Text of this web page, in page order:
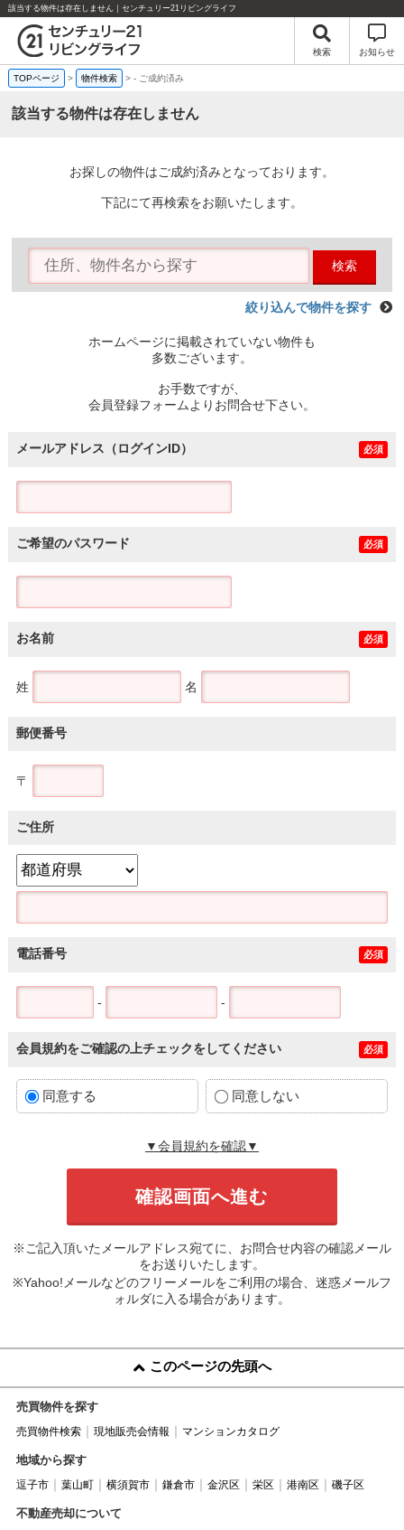
該当する物件は存在しません｜センチュリー21リビングライフ
検索 お知らせ
TOPページ > 物件検索 >- ご成約済み
該当する物件は存在しません
お探しの物件はご成約済みとなっております。
下記にて再検索をお願いたします。
検索
絞り込んで物件を探す
ホームページに掲載されていない物件も
多数ございます。
お手数ですが、
会員登録フォームよりお問合せ下さい。
メールアドレス（ログインID） 必須
ご希望のパスワード 必須
お名前 必須
姓 名
郵便番号
〒
ご住所
電話番号 必須
- -
会員規約をご確認の上チェックをしてください 必須
同意する 同意しない
▼会員規約を確認▼
※ご記入頂いたメールアドレス宛てに、お問合せ内容の確認メール
をお送りいたします。
※Yahoo!メールなどのフリーメールをご利用の場合、迷惑メールフ
ォルダに入る場合があります。
このページの先頭へ
売買物件を探す
売買物件検索 現地販売会情報 マンションカタログ
地域から探す
逗子市 葉山町 横須賀市 鎌倉市 金沢区 栄区 港南区 磯子区
不動産売却について